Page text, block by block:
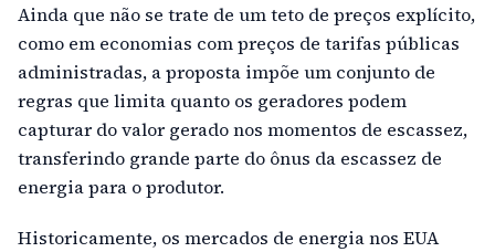
Ainda que não se trate de um teto de preços explícito,
como em economias com preços de tarifas públicas
administradas, a proposta impõe um conjunto de
regras que limita quanto os geradores podem
capturar do valor gerado nos momentos de escassez,
transferindo grande parte do ônus da escassez de
energia para o produtor.
Historicamente, os mercados de energia nos EUA